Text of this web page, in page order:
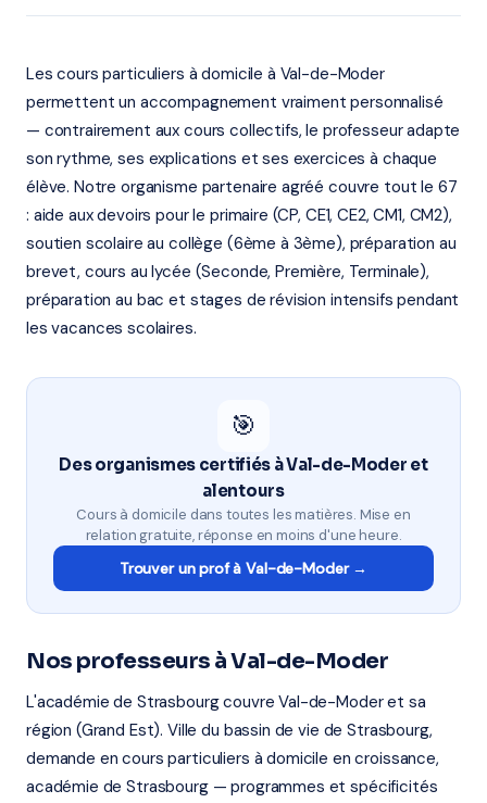
Les cours particuliers à domicile à Val-de-Moder
permettent un accompagnement vraiment personnalisé
— contrairement aux cours collectifs, le professeur adapte
son rythme, ses explications et ses exercices à chaque
élève. Notre organisme partenaire agréé couvre tout le 67
: aide aux devoirs pour le primaire (CP, CE1, CE2, CM1, CM2),
soutien scolaire au collège (6ème à 3ème), préparation au
brevet, cours au lycée (Seconde, Première, Terminale),
préparation au bac et stages de révision intensifs pendant
les vacances scolaires.
🎯
Des organismes certifiés à Val-de-Moder et
alentours
Cours à domicile dans toutes les matières. Mise en
relation gratuite, réponse en moins d'une heure.
Trouver un prof à Val-de-Moder →
Nos professeurs à Val-de-Moder
L'académie de Strasbourg couvre Val-de-Moder et sa
région (Grand Est). Ville du bassin de vie de Strasbourg,
demande en cours particuliers à domicile en croissance,
académie de Strasbourg — programmes et spécificités